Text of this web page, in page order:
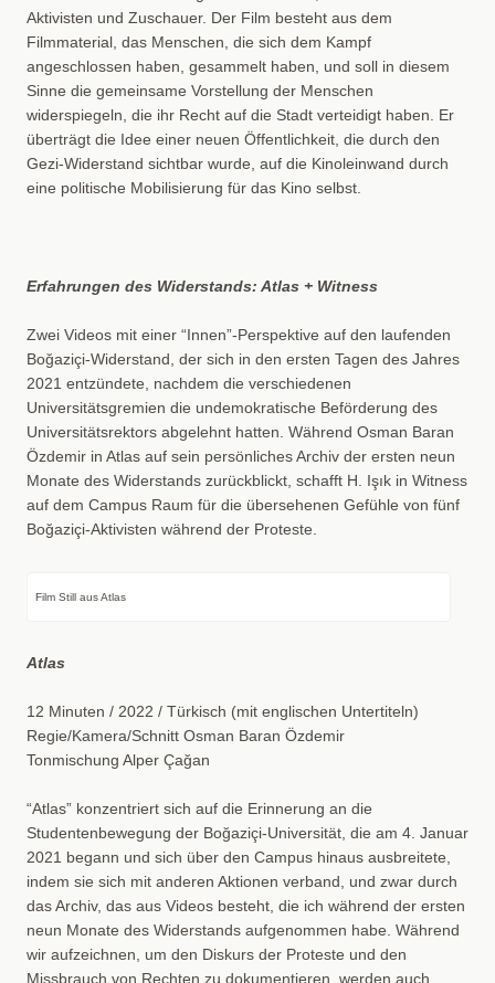
Aktivisten und Zuschauer. Der Film besteht aus dem
Filmmaterial, das Menschen, die sich dem Kampf
angeschlossen haben, gesammelt haben, und soll in diesem
Sinne die gemeinsame Vorstellung der Menschen
widerspiegeln, die ihr Recht auf die Stadt verteidigt haben. Er
überträgt die Idee einer neuen Öffentlichkeit, die durch den
Gezi-Widerstand sichtbar wurde, auf die Kinoleinwand durch
eine politische Mobilisierung für das Kino selbst.
Erfahrungen des Widerstands: Atlas + Witness
Zwei Videos mit einer “Innen”-Perspektive auf den laufenden
Boğaziçi-Widerstand, der sich in den ersten Tagen des Jahres
2021 entzündete, nachdem die verschiedenen
Universitätsgremien die undemokratische Beförderung des
Universitätsrektors abgelehnt hatten. Während Osman Baran
Özdemir in Atlas auf sein persönliches Archiv der ersten neun
Monate des Widerstands zurückblickt, schafft H. Işık in Witness
auf dem Campus Raum für die übersehenen Gefühle von fünf
Boğaziçi-Aktivisten während der Proteste.
Film Still aus Atlas
Atlas
12 Minuten / 2022 / Türkisch (mit englischen Untertiteln)
Regie/Kamera/Schnitt Osman Baran Özdemir
Tonmischung Alper Çağan
“Atlas” konzentriert sich auf die Erinnerung an die
Studentenbewegung der Boğaziçi-Universität, die am 4. Januar
2021 begann und sich über den Campus hinaus ausbreitete,
indem sie sich mit anderen Aktionen verband, und zwar durch
das Archiv, das aus Videos besteht, die ich während der ersten
neun Monate des Widerstands aufgenommen habe. Während
wir aufzeichnen, um den Diskurs der Proteste und den
Missbrauch von Rechten zu dokumentieren, werden auch